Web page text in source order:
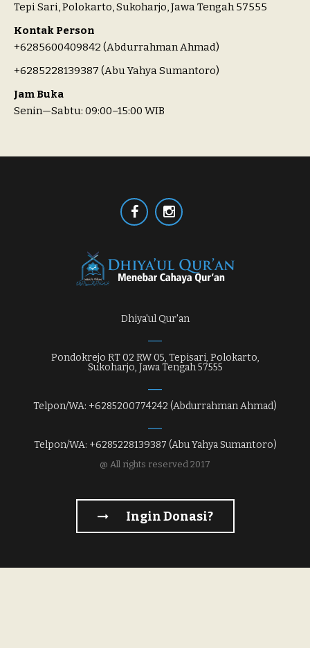
Tepi Sari, Polokarto, Sukoharjo, Jawa Tengah 57555
Kontak Person
+6285600409842 (Abdurrahman Ahmad)
+6285228139387 (Abu Yahya Sumantoro)
Jam Buka
Senin—Sabtu: 09:00–15:00 WIB
Dhiya'ul Qur'an
Pondokrejo RT 02 RW 05, Tepisari, Polokarto,
Sukoharjo, Jawa Tengah 57555
Telpon/WA: +6285200774242 (Abdurrahman Ahmad)
Telpon/WA: +6285228139387 (Abu Yahya Sumantoro)
@ All rights reserved 2017
Ingin Donasi?